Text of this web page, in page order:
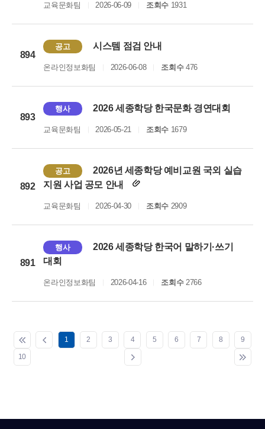
교육문화팀 2026-06-09 조회수1931
894
공고 시스템 점검 안내
온라인정보화팀 2026-06-08 조회수476
893
행사 2026 세종학당 한국문화 경연대회
교육문화팀 2026-05-21 조회수1679
892
공고
2026년 세종학당 예비교원 국외 실습
지원 사업 공모 안내
교육문화팀 2026-04-30 조회수2909
891
행사
2026 세종학당 한국어 말하기·쓰기
대회
온라인정보화팀 2026-04-16 조회수2766
1 2 3 4 5 6 7 8 9
10